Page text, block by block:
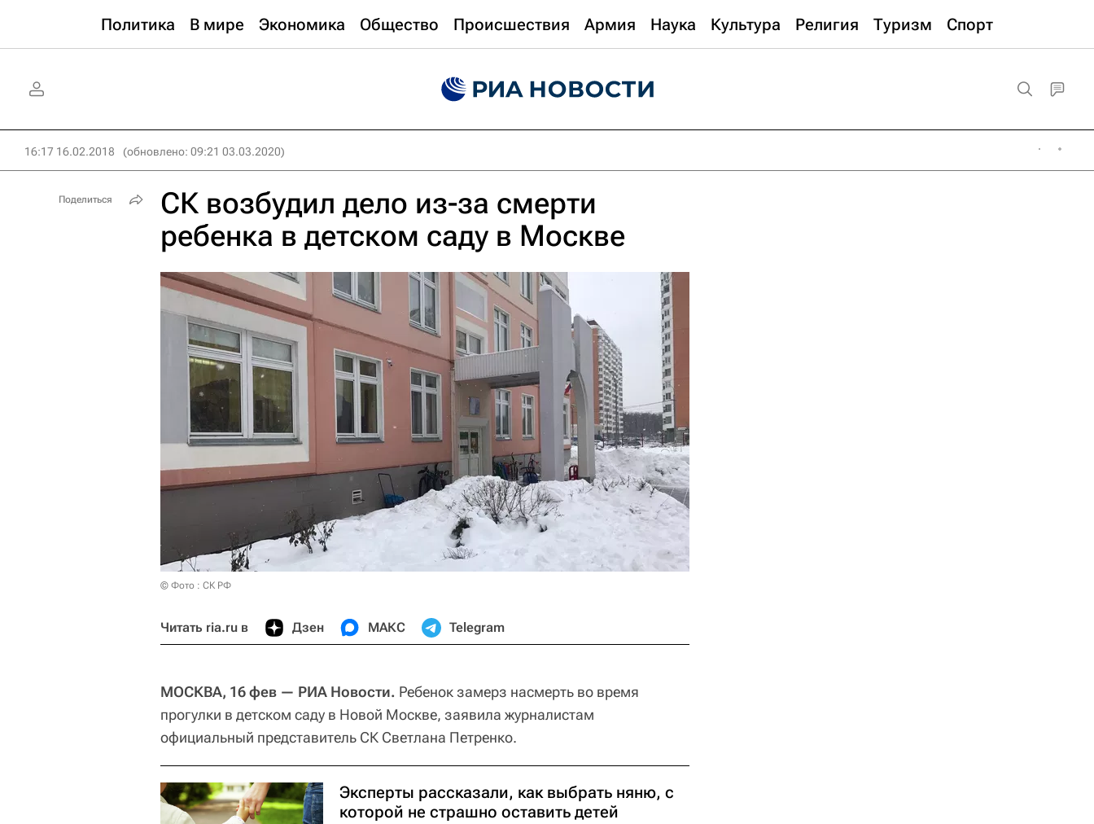
Политика В мире Экономика Общество Происшествия Армия Наука Культура Религия Туризм Спорт
16:17 16.02.2018 (обновлено: 09:21 03.03.2020)
СК возбудил дело из-за смерти
ребенка в детском саду в Москве
© Фото : СК РФ
Читать ria.ru в Дзен МАКС Telegram
МОСКВА, 16 фев — РИА Новости. Ребенок замерз насмерть во время
прогулки в детском саду в Новой Москве, заявила журналистам
официальный представитель СК Светлана Петренко.
Эксперты рассказали, как выбрать няню, с
которой не страшно оставить детей
Поделиться